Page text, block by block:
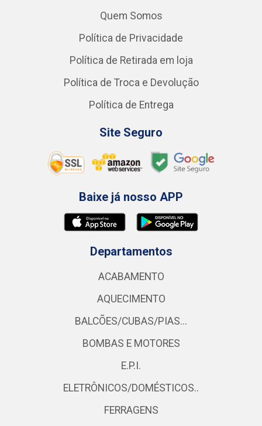
Quem Somos
Política de Privacidade
Política de Retirada em loja
Política de Troca e Devolução
Política de Entrega
Site Seguro
Baixe já nosso APP
Departamentos
ACABAMENTO
AQUECIMENTO
BALCÕES/CUBAS/PIAS...
BOMBAS E MOTORES
E.P.I.
ELETRÔNICOS/DOMÉSTICOS..
FERRAGENS